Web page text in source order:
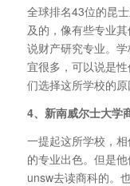
全球排名43位的昆
及的，像有些专业
说财产研究专业。
宜很多，可以说是
们选择这所学校的原
4、新南威尔士大学
一提起这所学校，
的专业出色。但是
unsw去读商科的。